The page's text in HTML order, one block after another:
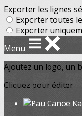
Exporter les lignes
Exporter toutes
Exporter
Menu
Ajoutez un logo, un
Cliquez pour éditer